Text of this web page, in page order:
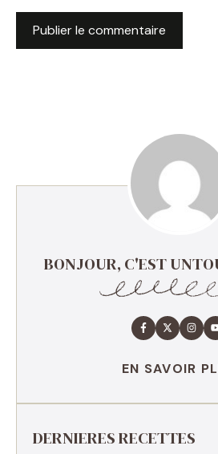
BONJOUR, C'EST
EN SAVOIR
DERNIERES RECETTES